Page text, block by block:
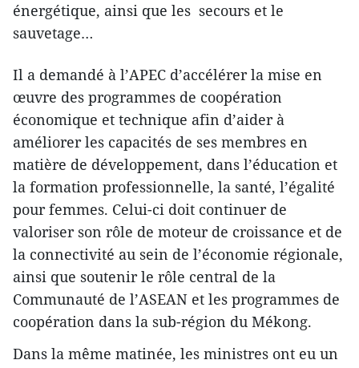
énergétique, ainsi que les secours et le
sauvetage…
Il a demandé à l’APEC d’accélérer la mise en
œuvre des programmes de coopération
économique et technique afin d’aider à
améliorer les capacités de ses membres en
matière de développement, dans l’éducation et
la formation professionnelle, la santé, l’égalité
pour femmes. Celui-ci doit continuer de
valoriser son rôle de moteur de croissance et de
la connectivité au sein de l’économie régionale,
ainsi que soutenir le rôle central de la
Communauté de l’ASEAN et les programmes de
coopération dans la sub-région du Mékong.
Dans la même matinée, les ministres ont eu un